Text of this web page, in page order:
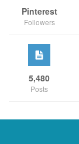
Pinterest
Followers
5,480
Posts